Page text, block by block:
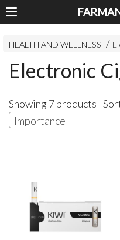
HEALTH AND WELLNESS
Electronic
Showing 7 products |
Importance